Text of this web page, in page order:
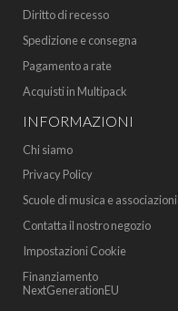
Diritto di recesso
Spedizione e consegna
Pagamento a rate
Acquisti in Multipack
INFORMAZIONI
Chi siamo
Privacy Policy
Scuole di musica e associazioni
Contatta il nostro negozio
Impostazioni Cookie
Finanziamento
NextGenerationEU